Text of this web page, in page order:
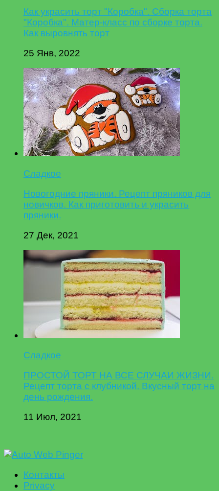
Как украсить торт "Коробка". Сборка торта
"Коробка". Матер-класс по сборке торта.
Как выровнять торт
25 Янв, 2022
Сладкое
Новогодние пряники. Рецепт пряников для
новичков. Как приготовить и украсить
пряники.
27 Дек, 2021
Сладкое
ПРОСТОЙ ТОРТ НА ВСЕ СЛУЧАИ ЖИЗНИ.
Рецепт торта с клубникой. Вкусный торт на
день рождения.
11 Июл, 2021
Контакты
Privacy